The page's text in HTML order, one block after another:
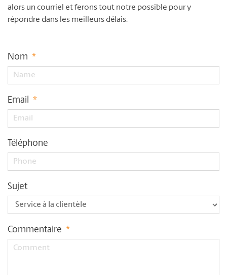
alors un courriel et ferons tout notre possible pour y
répondre dans les meilleurs délais.
Nom *
Email *
Téléphone
Sujet
Commentaire *